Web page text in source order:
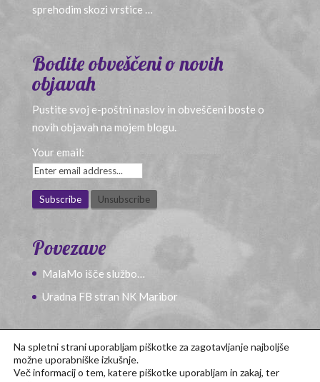
sprehodim skozi vrstice …
Bodite obveščeni o novih
objavah
Pustite svoj e-poštni naslov in obveščeni boste o
novih objavah na mojem blogu.
Your email:
Povezave
MalaMo išče službo…
Uradna FB stran NK Maribor
Na spletni strani uporabljam piškotke za zagotavljanje najboljše
možne uporabniške izkušnje.
Več informacij o tem, katere piškotke uporabljam in zakaj, ter